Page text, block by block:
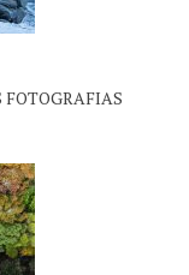
FOTOGRAFIAS